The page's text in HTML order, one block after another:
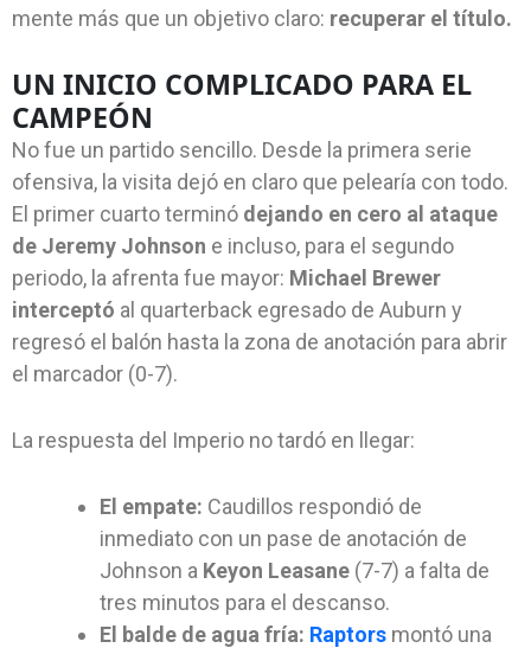
mente más que un objetivo claro: recuperar el título.
UN INICIO COMPLICADO PARA EL
CAMPEÓN
No fue un partido sencillo. Desde la primera serie
ofensiva, la visita dejó en claro que pelearía con todo.
El primer cuarto terminó dejando en cero al ataque
de Jeremy Johnson e incluso, para el segundo
periodo, la afrenta fue mayor: Michael Brewer
interceptó al quarterback egresado de Auburn y
regresó el balón hasta la zona de anotación para abrir
el marcador (0-7).
La respuesta del Imperio no tardó en llegar:
El empate: Caudillos respondió de
inmediato con un pase de anotación de
Johnson a Keyon Leasane (7-7) a falta de
tres minutos para el descanso.
El balde de agua fría: Raptors montó una